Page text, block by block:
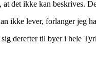
det ikke kan beskrives.
ikke lever, forlanger jeg
derefter til byer i hele